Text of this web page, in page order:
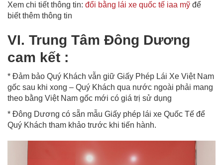
Xem chi tiết thông tin: đổi bằng lái xe quốc tế iaa mỹ để
biết thêm thông tin
VI. Trung Tâm Đông Dương
cam kết :
* Đảm bảo Quý Khách vẫn giữ Giấy Phép Lái Xe Việt Nam
gốc sau khi xong – Quý Khách qua nước ngoài phải mang
theo bằng Việt Nam gốc mới có giá trị sử dụng
* Đông Dương có sẵn mẫu Giấy phép lái xe Quốc Tế để
Quý Khách tham khảo trước khi tiến hành.